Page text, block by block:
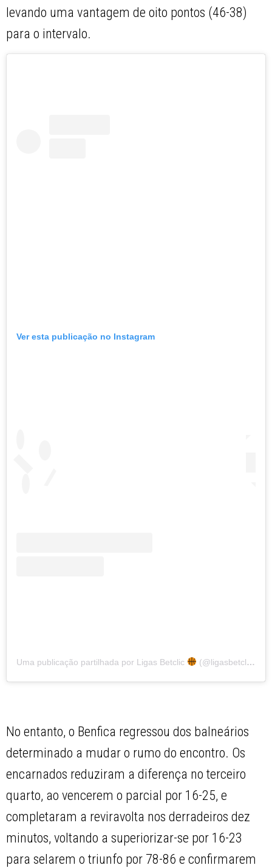
levando uma vantagem de oito pontos (46-38)
para o intervalo.
Ver esta publicação no Instagram
Uma publicação partilhada por Ligas Betclic (@ligasbetclic)
No entanto, o Benfica regressou dos balneários
determinado a mudar o rumo do encontro. Os
encarnados reduziram a diferença no terceiro
quarto, ao vencerem o parcial por 16-25, e
completaram a reviravolta nos derradeiros dez
minutos, voltando a superiorizar-se por 16-23
para selarem o triunfo por 78-86 e confirmarem